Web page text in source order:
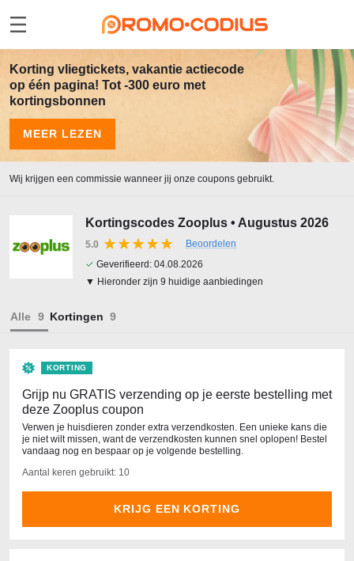
Korting vliegtickets, vakantie actiecode
op één pagina! Tot -300 euro met
kortingsbonnen
MEER LEZEN
Wij krijgen een commissie wanneer jij onze coupons gebruikt.
Kortingscodes Zooplus • Augustus 2026
5.0
Beoordelen
✓ Geverifieerd: 04.08.2026
▼ Hieronder zijn 9 huidige aanbiedingen
Alle Kortingen
KORTING
Grijp nu GRATIS verzending op je eerste bestelling met
deze Zooplus coupon
Verwen je huisdieren zonder extra verzendkosten. Een unieke kans die
je niet wilt missen, want de verzendkosten kunnen snel oplopen! Bestel
vandaag nog en bespaar op je volgende bestelling.
Aantal keren gebruikt: 10
KRIJG EEN KORTING